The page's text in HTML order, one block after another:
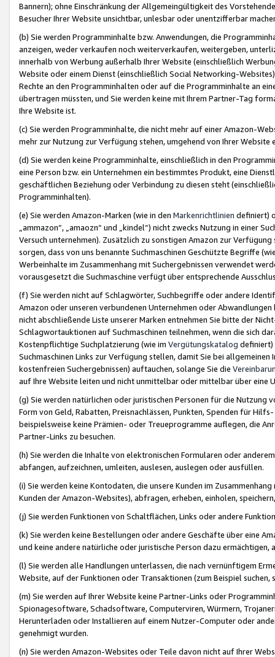
Bannern); ohne Einschränkung der Allgemeingültigkeit des
Besucher Ihrer Website unsichtbar, unlesbar oder unentzifferbar
(b) Sie werden Programminhalte bzw. Anwendungen, die
anzeigen, weder verkaufen noch weiterverkaufen, weitergeben,
innerhalb von Werbung außerhalb Ihrer Website (einschließlich
Website oder einem Dienst (einschließlich Social Networking-
Rechte an den Programminhalten oder auf die Programminhalte an
übertragen müssten, und Sie werden keine mit Ihrem Partner-Tag
Ihre Website ist.
(c) Sie werden Programminhalte, die nicht mehr auf einer Amazon-
mehr zur Nutzung zur Verfügung stehen, umgehend von Ihrer
(d) Sie werden keine Programminhalte, einschließlich in den
eine Person bzw. ein Unternehmen ein bestimmtes Produkt, eine
geschäftlichen Beziehung oder Verbindung zu diesen steht
Programminhalten).
(e) Sie werden Amazon-Marken (wie in den Markenrichtlinien definiert)
„ammazon“, „amaozn“ und „kindel“) nicht zwecks Nutzung in einer
Versuch unternehmen). Zusätzlich zu sonstigen Amazon zur
sorgen, dass von uns benannte Suchmaschinen Geschützte Begriffe
Werbeinhalte im Zusammenhang mit Suchergebnissen verwendet
vorausgesetzt die Suchmaschine verfügt über entsprechende
(f) Sie werden nicht auf Schlagwörter, Suchbegriffe oder andere
Amazon oder unseren verbundenen Unternehmen oder
nicht abschließende Liste unserer Marken entnehmen Sie bitte der
Schlagwortauktionen auf Suchmaschinen teilnehmen, wenn die sich
Kostenpflichtige Suchplatzierung (wie im Vergütungskatalog definiert)
Suchmaschinen Links zur Verfügung stellen, damit Sie bei
kostenfreien Suchergebnissen) auftauchen, solange Sie die
auf Ihre Website leiten und nicht unmittelbar oder mittelbar über eine
(g) Sie werden natürlichen oder juristischen Personen für die Nutzung
Form von Geld, Rabatten, Preisnachlässen, Punkten, Spenden für
beispielsweise keine Prämien- oder Treueprogramme auflegen, die
Partner-Links zu besuchen.
(h) Sie werden die Inhalte von elektronischen Formularen oder
abfangen, aufzeichnen, umleiten, auslesen, auslegen oder ausfüllen.
(i) Sie werden keine Kontodaten, die unsere Kunden im
Kunden der Amazon-Websites), abfragen, erheben, einholen,
(j) Sie werden Funktionen von Schaltflächen, Links oder andere
(k) Sie werden keine Bestellungen oder andere Geschäfte über eine
und keine andere natürliche oder juristische Person dazu
(l) Sie werden alle Handlungen unterlassen, die nach vernünftigem
Website, auf der Funktionen oder Transaktionen (zum Beispiel
(m) Sie werden auf Ihrer Website keine Partner-Links oder
Spionagesoftware, Schadsoftware, Computerviren, Würmern,
Herunterladen oder Installieren auf einem Nutzer-Computer oder
genehmigt wurden.
(n) Sie werden Amazon-Websites oder Teile davon nicht auf Ihrer